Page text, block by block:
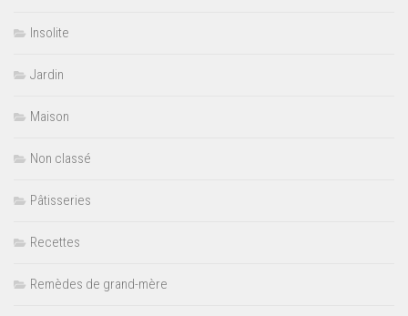
Insolite
Jardin
Maison
Non classé
Pâtisseries
Recettes
Remèdes de grand-mère